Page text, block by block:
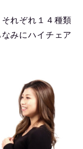
れぞれ１４種類
みにハイチェア